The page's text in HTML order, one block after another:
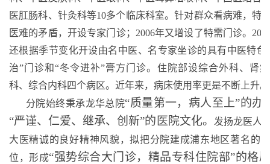
医肛肠科、针灸科等10多个临床科室。针对群众看病难，特
医难的矛盾，开设专家门诊；2006年又增设了特需门诊。
还根据季节变化开设由名中医、名专家坐诊的具有中医特色
治”门诊和“冬令进补”膏方门诊。住院部设综合外科、肾
科、综合内科四个病区。近年来，病床使用率更是不断上升。
分院始终秉承龙华总院“质量第一，病人至上”的办
“严谨、仁爱、继承、创新”的医院文化。
发扬龙医人
大医精诚的良好精神风貌，拟把分院建成浦东地区著名的
位，形成“强势综合大门诊，精品专科住院部”的格